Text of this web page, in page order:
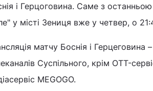
і Герцоговина. Саме з останньою
у місті Зениця вже у четвер, о
матчу Боснія і Герцеговина
Суспільного, крім OTT-
MEGOGO.